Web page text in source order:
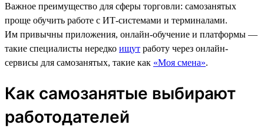
Важное преимущество для сферы торговли: самозанятых
проще обучить работе с ИТ-системами и терминалами.
Им привычны приложения, онлайн-обучение и платформы —
такие специалисты нередко ищут работу через онлайн-
сервисы для самозанятых, такие как «Моя смена».
Как самозанятые выбирают
работодателей